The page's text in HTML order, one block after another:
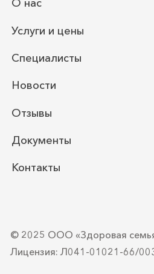
О нас
Услуги и цены
Специалисты
Новости
Отзывы
Документы
Контакты
© 2025 ООО «Здоровая
Лицензия: Л041-01021-66/